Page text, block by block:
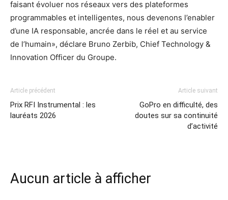
faisant évoluer nos réseaux vers des plateformes
programmables et intelligentes, nous devenons l’enabler
d’une IA responsable, ancrée dans le réel et au service
de l’humain», déclare Bruno Zerbib, Chief Technology &
Innovation Officer du Groupe.
Article précédent
Prix RFI Instrumental : les
lauréats 2026
Article suivant
GoPro en difficulté, des
doutes sur sa continuité
d’activité
Aucun article à afficher